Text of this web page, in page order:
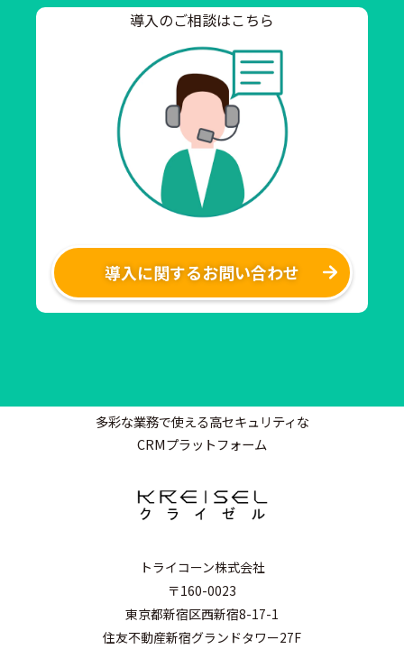
導入のご相談はこちら
導入に関するお問い合わせ
多彩な業務で使える高セキュリティな
CRMプラットフォーム
トライコーン株式会社
〒160-0023
東京都新宿区西新宿8-17-1
住友不動産新宿グランドタワー27F